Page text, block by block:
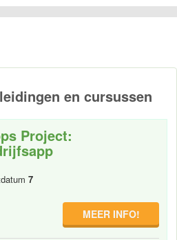
en cursussen
Project:
7
MEER INFO!